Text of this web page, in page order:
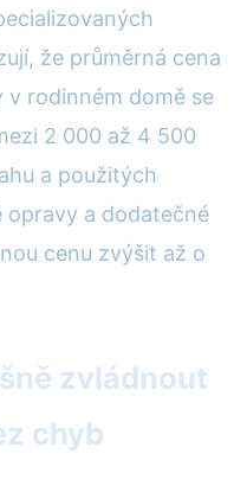
že průměrná cena
v rodinném domě se
2 000 až 4 500
a použitých
opravy a dodatečné
cenu zvýšit až o
zvládnout
chyb